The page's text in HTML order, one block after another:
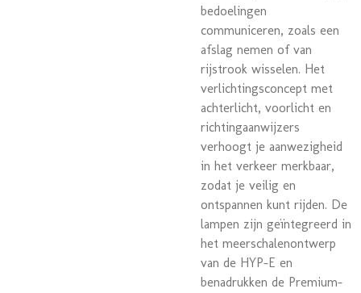
bedoelingen
communiceren, zoals een
afslag nemen of van
rijstrook wisselen. Het
verlichtingsconcept met
achterlicht, voorlicht en
richtingaanwijzers
verhoogt je aanwezigheid
in het verkeer merkbaar,
zodat je veilig en
ontspannen kunt rijden. De
lampen zijn geïntegreerd in
het meerschalenontwerp
van de HYP-E en
benadrukken de Premium-